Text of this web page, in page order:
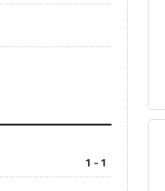
1 - 1